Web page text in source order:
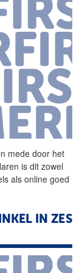
mede door het
is dit zowel
als online goed
IN ZES